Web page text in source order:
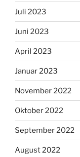
Juli 2023
Juni 2023
April 2023
Januar 2023
November 2022
Oktober 2022
September 2022
August 2022